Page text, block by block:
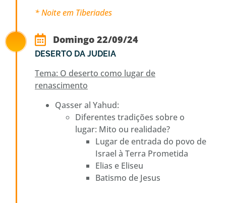
* Noite em Tiberiades
Domingo 22/09/24
DESERTO DA JUDEIA
Tema: O deserto como lugar de
renascimento
Qasser al Yahud:
Diferentes tradições sobre o
lugar: Mito ou realidade?
Lugar de entrada do povo de
Israel à Terra Prometida
Elias e Eliseu
Batismo de Jesus